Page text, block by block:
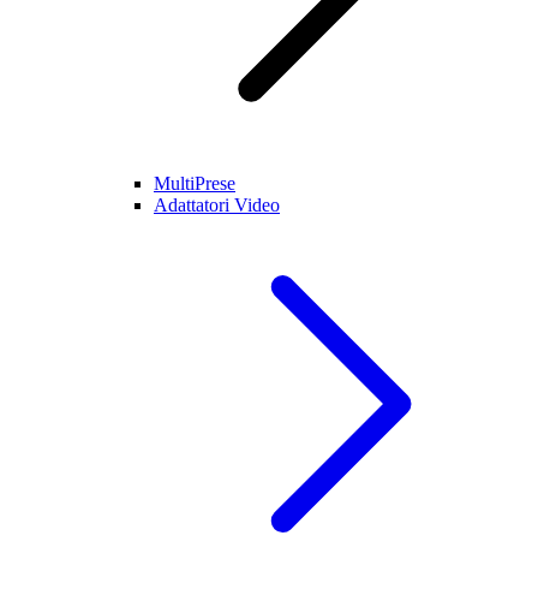
MultiPrese
Adattatori Video